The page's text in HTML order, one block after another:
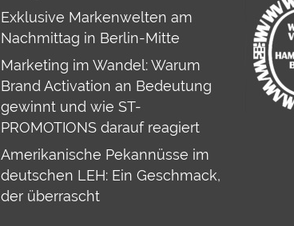
Exklusive Markenwelten am
Nachmittag in Berlin-Mitte
Marketing im Wandel: Warum
Brand Activation an Bedeutung
gewinnt und wie ST-
PROMOTIONS darauf reagiert
Amerikanische Pekannüsse im
deutschen LEH: Ein Geschmack,
der überrascht